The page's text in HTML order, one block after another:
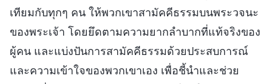
เทียมกับทุกๆ คน ให้พวกเขาสามัคคีธรรมบนพระวจนะ
ของพระเจ้า โดยยึดตามความยากลำบากที่แท้จริงของ
ผู้คน และแบ่งปันการสามัคคีธรรมด้วยประสบการณ์
และความเข้าใจของพวกเขาเอง เพื่อชี้นำและช่วย